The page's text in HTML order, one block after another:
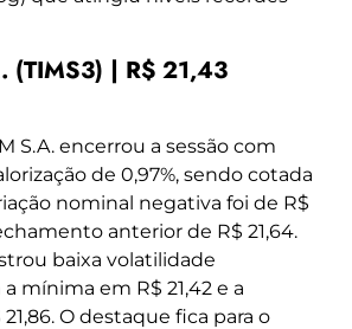
(TIMS3) | R$ 21,43
S.A. encerrou a sessão com
de 0,97%, sendo cotada
nominal negativa foi de R$
anterior de R$ 21,64.
baixa volatilidade
mínima em R$ 21,42 e a
O destaque fica para o